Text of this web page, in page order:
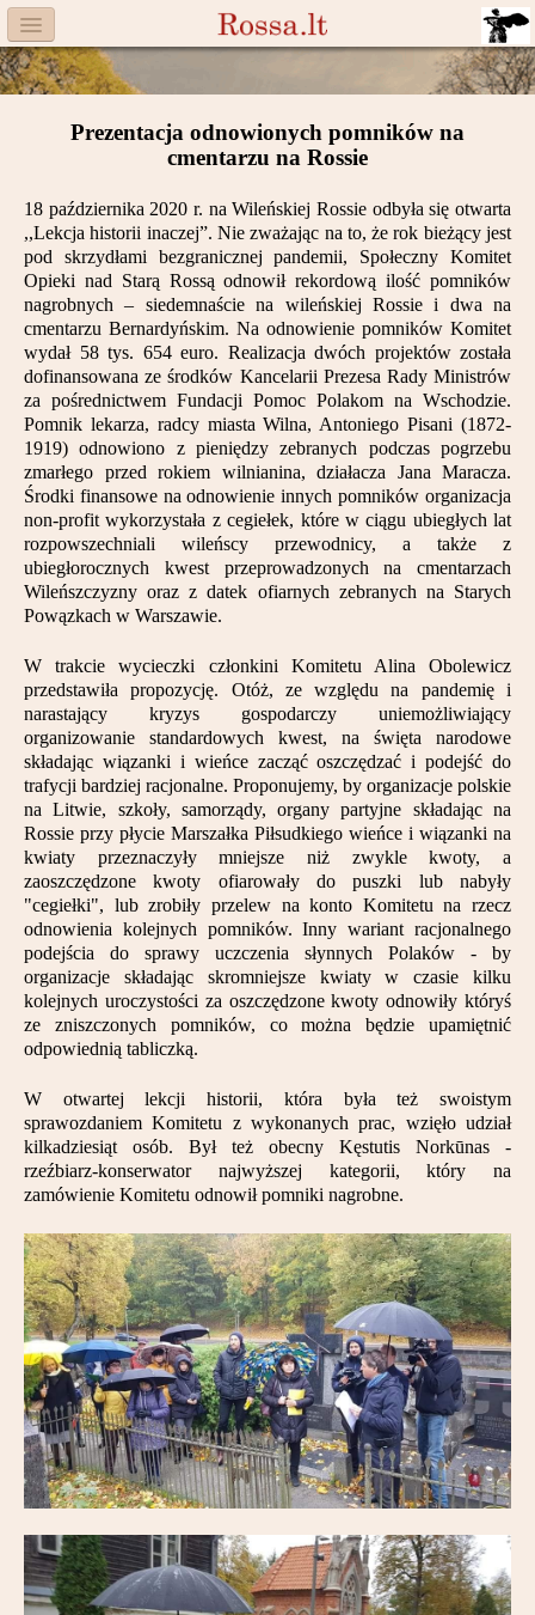
Menu
Facebook
Aktualności
Książka
Moneta
Cegiełki
Rossa
Trasy
Darczyńcy
Partnerzy
Kontakt
Prezentacja odnowionych pomników na
cmentarzu na Rossie
18 października 2020 r. na Wileńskiej Rossie odbyła się otwarta
,,Lekcja historii inaczej”. Nie zważając na to, że rok bieżący jest
pod skrzydłami bezgranicznej pandemii, Społeczny Komitet
Opieki nad Starą Rossą odnowił rekordową ilość pomników
nagrobnych
– siedemnaście na wileńskiej Rossie i dwa na
cmentarzu Bernardyńskim. Na odnowienie pomników Komitet
wydał 58 tys. 654 euro. Realizacja dwóch projektówzostała
dofinansowana ze środków Kancelarii Prezesa Rady Ministrów
za pośrednictwem Fundacji Pomoc Polakom na Wschodzie.
Pomnik lekarza, radcy miasta Wilna, Antoniego Pisani (1872-
1919) odnowiono z pieniędzy zebranych podczas pogrzebu
zmarłego przed rokiem wilnianina, działacza Jana Maracza.
Środki finansowe na odnowienie innych pomników organizacja
non-profit wykorzystała z cegiełek, które w ciągu ubiegłych lat
rozpowszechniali wileńscy przewodnicy, a także z
ubiegłorocznych kwest przeprowadzonych na cmentarzach
Wileńszczyzny oraz z datek ofiarnych zebranych na Starych
Powązkach w Warszawie.
W trakcie wycieczki członkini Komitetu Alina Obolewicz
przedstawiła propozycję. Otóż, ze względu na pandemię i
narastający kryzys gospodarczy uniemożliwiający
organizowanie standardowych kwest, na święta narodowe
składając wiązanki i wieńce zacząć oszczędzać i podejść do
trafycji bardziej racjonalne. Proponujemy, by organizacje polskie
na Litwie, szkoły, samorządy, organy partyjne składając na
Rossie przy płycie Marszałka Piłsudkiego wieńce i wiązanki na
kwiaty przeznaczyły mniejsze niż zwykle kwoty, a
zaoszczędzone kwoty ofiarowały do puszki lub nabyły
"cegiełki", lub zrobiły przelew na konto Komitetu na rzecz
odnowienia kolejnych pomników. Inny wariant racjonalnego
podejścia do sprawy uczczenia słynnych Polaków - by
organizacje składając skromniejsze kwiaty w czasie kilku
kolejnych uroczystości za oszczędzone kwoty odnowiły któryś
ze zniszczonych pomników, co można będzie upamiętnić
odpowiednią tabliczką.
W otwartej lekcji historii, która była też swoistym
sprawozdaniem Komitetu z wykonanych prac, wzięło udział
kilkadziesiąt osób. Był też obecny Kęstutis Norkūnas -
rzeźbiarz-konserwator najwyższej kategorii, który na
zamówienie Komitetu odnowił pomniki nagrobne.